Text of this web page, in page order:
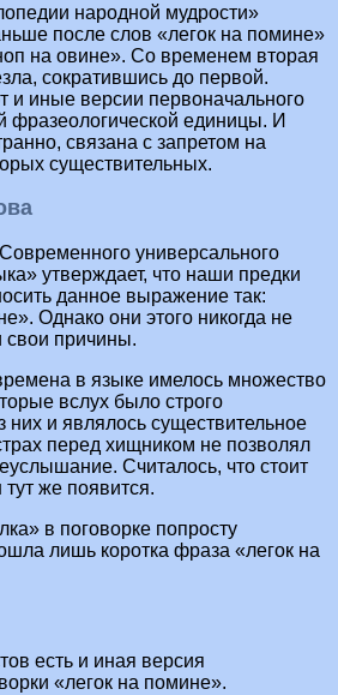
народной мудрости»
после слов «легок на помине»
на овине». Со временем вторая
сократившись до первой.
и иные версии первоначального
фразеологической единицы. И
связана с запретом на
существительных.
универсального
утверждает, что наши предки
данное выражение так:
Однако они этого никогда не
свои причины.
в языке имелось множество
вслух было строго
и являлось существительное
перед хищником не позволял
Считалось, что стоит
тут же появится.
в поговорке попросту
лишь коротка фраза «легок на
есть и иная версия
«легок на помине».